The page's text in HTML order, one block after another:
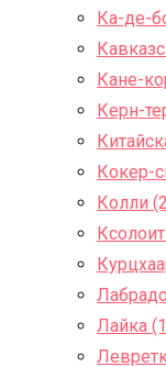
Ка-де-
Кане-
Керн-
Кокер-
Колли
Лайка